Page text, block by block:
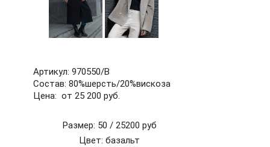
Артикул: 970550/В
Состав: 80%шерсть/20%вискоза
Цена: от 25 200 руб.
Размер: 50 / 25200 руб
Цвет: базальт